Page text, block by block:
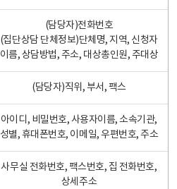
(담당자)전화번호
(집단상담 단체정보)단체명, 지역, 신청자
이름, 상담방법, 주소, 대상총인원, 주대상
(담당자)직위, 부서, 팩스
아이디, 비밀번호, 사용자이름, 소속기관,
성별, 휴대폰번호, 이메일, 우편번호, 주소
사무실 전화번호, 팩스번호, 집 전화번호,
상세주소